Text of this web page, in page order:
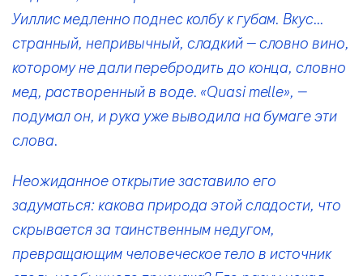
Уиллис медленно поднес колбу к губам. Вкус…
странный, непривычный, сладкий — словно вино,
которому не дали перебродить до конца, словно
мед, растворенный в воде. «Quasi melle», —
подумал он, и рука уже выводила на бумаге эти
слова.
Неожиданное открытие заставило его
задуматься: какова природа этой сладости, что
скрывается за таинственным недугом,
превращающим человеческое тело в источник